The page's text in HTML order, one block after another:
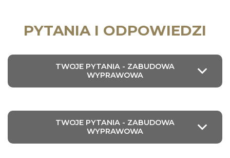
PYTANIA I ODPOWIEDZI
TWOJE PYTANIA - ZABUDOWA
WYPRAWOWA
TWOJE PYTANIA - ZABUDOWA
WYPRAWOWA